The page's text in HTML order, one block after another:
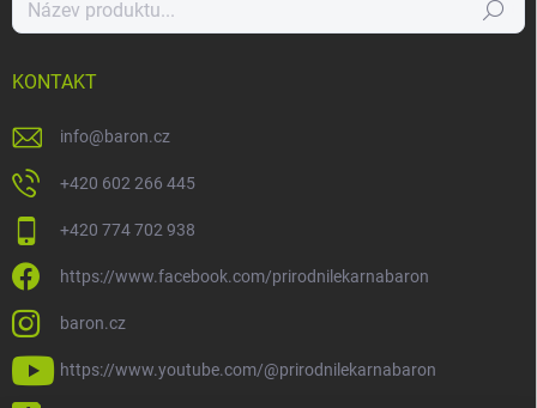
Hledat
KONTAKT
info@baron.cz
+420 602 266 445
+420 774 702 938
https://www.facebook.com/prirodnilekarnabaron
baron.cz
https://www.youtube.com/@prirodnilekarnabaron